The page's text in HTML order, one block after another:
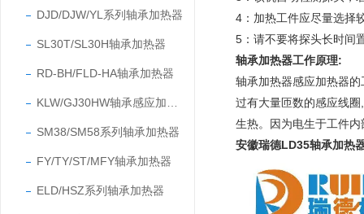
DJD/DJW/YL系列轴承加热器
SL30T/SL30H轴承加热器
RD-BH/FLD-HA轴承加热器
SM38/SM58系列轴承加热器
FY/TY/ST/MFY轴承加热器
ELD/HSZ系列轴承加热器
4： 加热工件应尽量选择
5：请不要将探头长时间
轴承加热器工作原理:
轴承加热器感应加热器
过有大量匝数的感应线
生热。因为电生于工件
安徽瑞德LD35轴承加热